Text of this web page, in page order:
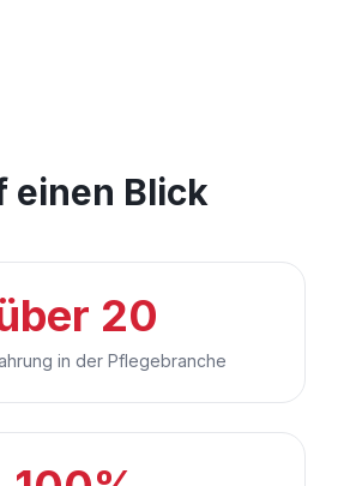
einen Blick
20
in der Pflegebranche